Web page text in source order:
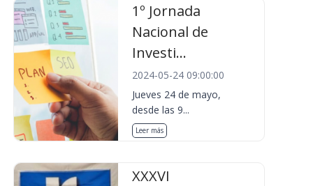
1º Jornada
Nacional de
Investi...
2024-05-24 09:00:00
Jueves 24 de mayo,
desde las 9...
Leer más
XXXVI